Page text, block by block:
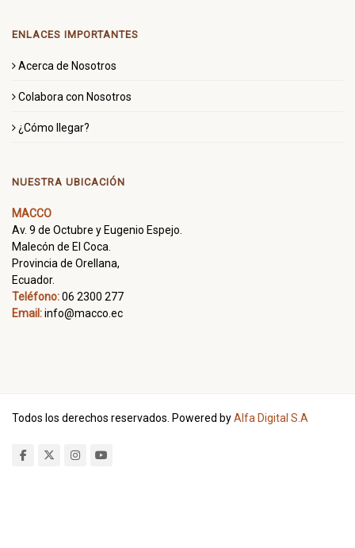
ENLACES IMPORTANTES
Acerca de Nosotros
Colabora con Nosotros
¿Cómo llegar?
NUESTRA UBICACIÓN
MACCO
Av. 9 de Octubre y Eugenio Espejo.
Malecón de El Coca.
Provincia de Orellana,
Ecuador.
Teléfono:06 2300 277
Email:info@macco.ec
Todos los derechos reservados. Powered byAlfa Digital S.A